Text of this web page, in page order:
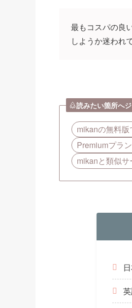
最もコスパの良
しようか迷われ
読みたい箇所へ
mikanの無料版
Premiumプラ
mikanと類似